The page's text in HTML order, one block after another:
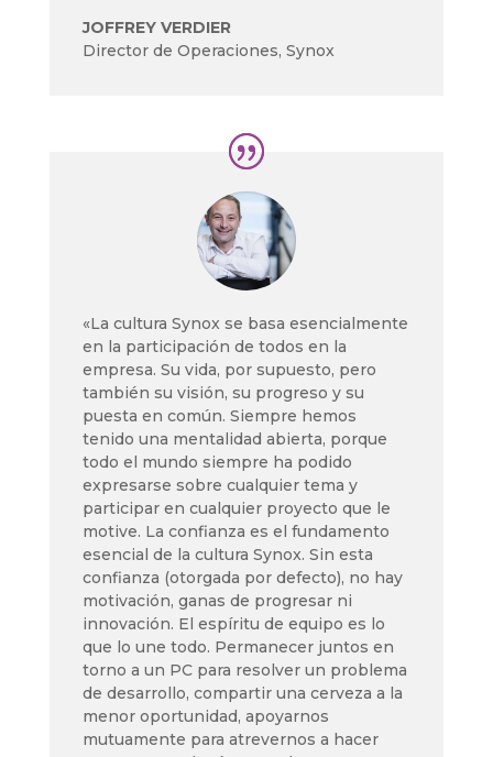
JOFFREY VERDIER
Director de Operaciones, Synox
«La cultura Synox se basa esencialmente
en la participación de todos en la
empresa. Su vida, por supuesto, pero
también su visión, su progreso y su
puesta en común. Siempre hemos
tenido una mentalidad abierta, porque
todo el mundo siempre ha podido
expresarse sobre cualquier tema y
participar en cualquier proyecto que le
motive. La confianza es el fundamento
esencial de la cultura Synox. Sin esta
confianza (otorgada por defecto), no hay
motivación, ganas de progresar ni
innovación. El espíritu de equipo es lo
que lo une todo. Permanecer juntos en
torno a un PC para resolver un problema
de desarrollo, compartir una cerveza a la
menor oportunidad, apoyarnos
mutuamente para atrevernos a hacer